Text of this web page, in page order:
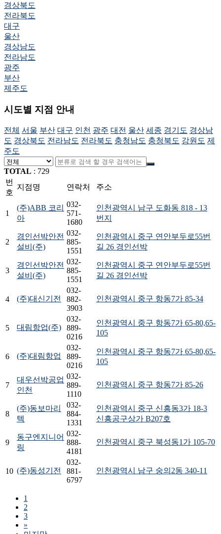
경상북도
전라북도
대구
울산
경상남도
전라남도
광주
부산
제주도
시도별 지점 안내
전체 서울 부산 대구 인천 광주 대전 울산 세종 경기도 경상남
도 경상북도 전라남도 전라북도 충청남도 충청북도 강원도 제
주도
TOTAL : 729
번
호
지점명 연락처 주소
1
(주)ABB 코리
아
032-
571-
1680
인천광역시 남구 도화동 818 - 13
번지
2
경인선박안전
설비(주)
032-
885-
1551
인천광역시 중구 연안부두로55번
길 26 경인선박
3
경인선박안전
설비(주)
032-
885-
1551
인천광역시 중구 연안부두로55번
길 26 경인선박
4 (주)대신기전
032-
882-
3903
인천광역시 중구 항동7가 85-34
5 대림항업(주)
032-
889-
0216
인천광역시 중구 항동7가 65-80,65-
105
6 (주)대림항업
032-
889-
0216
인천광역시 중구 항동7가 65-80,65-
105
7
대우선박공업
인천
032-
889-
1110
인천광역시 중구 항동7가 85-26
8
(주)동보마리
텍
032-
884-
1331
인천광역시 중구 신흥동3가 18-3
신흥공구상가 B207호
9
동구엔지니어
링
032-
888-
4181
인천광역시 중구 북성동1가 105-70
10 (주)동성기전
032-
881-
6797
인천광역시 남구 숭의2동 340-11
1
2
3
»